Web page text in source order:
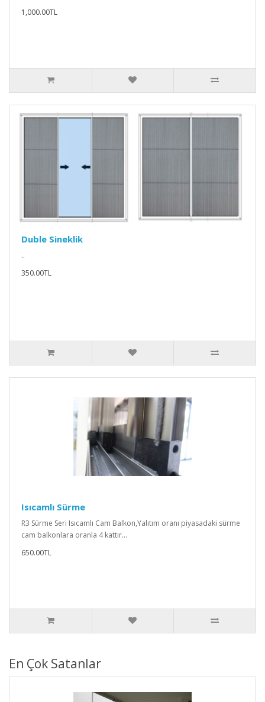
1,000.00TL
Duble Sineklik
..
350.00TL
Isıcamlı Sürme
R3 Sürme Seri Isıcamlı Cam Balkon,Yalıtım oranı piyasadaki sürme
cam balkonlara oranla 4 kattır...
650.00TL
En Çok Satanlar